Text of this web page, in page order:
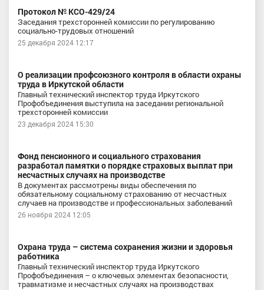
Протокол № КСО-429/24
Заседания трехсторонней комиссии по регулированию
социально-трудовых отношений
25 декабря 2024 12:17
О реализации профсоюзного контроля в области охраны
труда в Иркутской области
Главный технический инспектор труда Иркутского
Профобъединения выступила на заседании региональной
трехсторонней комиссии
23 декабря 2024 15:30
Фонд пенсионного и социального страхования
разработал памятки о порядке страховых выплат при
несчастных случаях на производстве
В документах рассмотрены виды обеспечения по
обязательному социальному страхованию от несчастных
случаев на производстве и профессиональных заболеваний
26 ноября 2024 12:05
Охрана труда – система сохранения жизни и здоровья
работника
Главный технический инспектор труда Иркутского
Профобъединения – о ключевых элементах безопасности,
травматизме и несчастных случаях на производствах